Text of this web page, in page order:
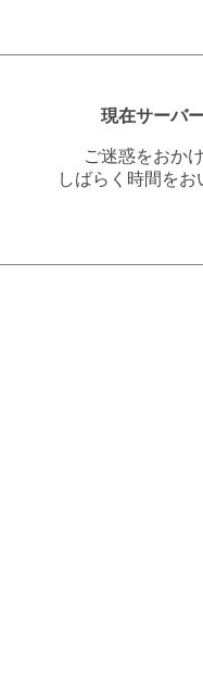
現在サーバ
ご迷惑をおか
しばらく時間を